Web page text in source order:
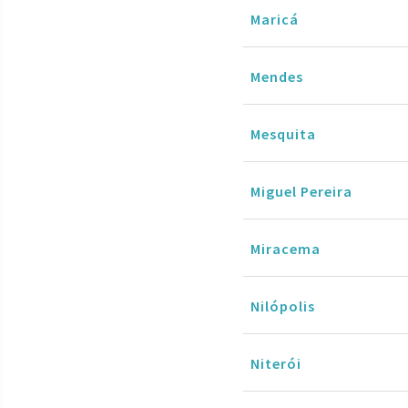
Maricá
Mendes
Mesquita
Miguel Pereira
Miracema
Nilópolis
Niterói